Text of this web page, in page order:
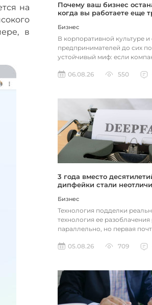
на
в
Почему ваш бизнес
когда вы работаете еще
Бизнес
В корпоративной культуре и
предпринимателей до сих
устойчивый миф: если
пр...06.08.26 550
3 года вместо
дипфейки стали
Бизнес
Технология подделки
технология ее разоблачения
параллельно, но первая
05.08.26
709